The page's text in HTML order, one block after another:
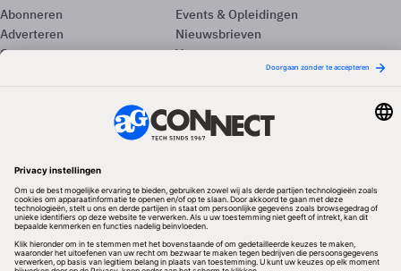
Abonneren
Adverteren
Contact
Events & Opleidingen
Nieuwsbrieven
Vacatures
Redactionele partner